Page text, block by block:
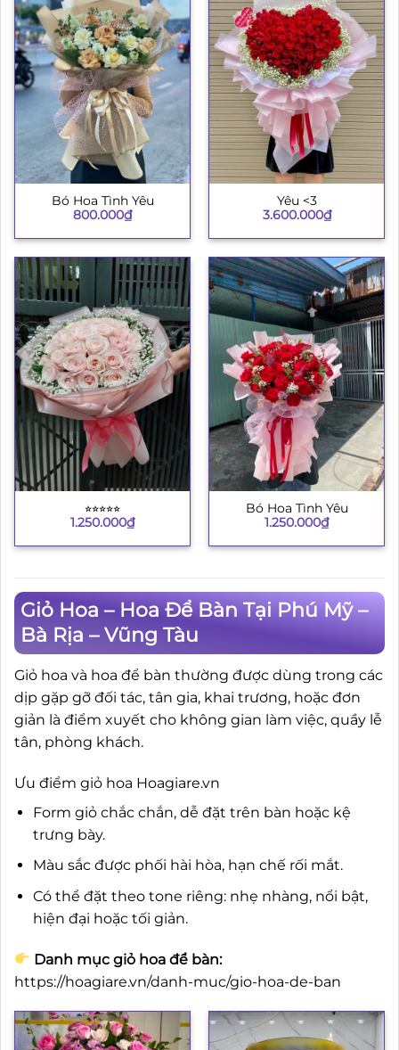
Bó Hoa Tình Yêu
800.000₫
Yêu <3
3.600.000₫
⭐︎⭐︎⭐︎⭐︎⭐︎
1.250.000₫
Bó Hoa Tình Yêu
1.250.000₫
Giỏ Hoa – Hoa Để Bàn Tại Phú Mỹ –
Bà Rịa – Vũng Tàu
Giỏ hoa và hoa để bàn thường được dùng trong các
dịp gặp gỡ đối tác, tân gia, khai trương, hoặc đơn
giản là điểm xuyết cho không gian làm việc, quầy lễ
tân, phòng khách.
Ưu điểm giỏ hoa Hoagiare.vn
Form giỏ chắc chắn, dễ đặt trên bàn hoặc kệ
trưng bày.
Màu sắc được phối hài hòa, hạn chế rối mắt.
Có thể đặt theo tone riêng: nhẹ nhàng, nổi bật,
hiện đại hoặc tối giản.
Danh mục giỏ hoa để bàn:
https://hoagiare.vn/danh-muc/gio-hoa-de-ban